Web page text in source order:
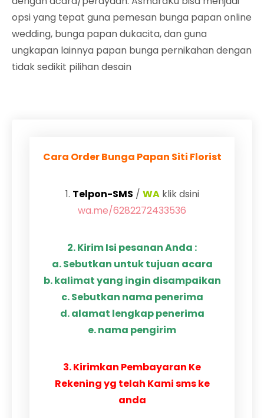
opsi yang tepat guna pemesan bunga papan online
wedding, bunga papan dukacita, dan guna
ungkapan lainnya papan bunga pernikahan dengan
tidak sedikit pilihan desain
Cara Order Bunga Papan Siti Florist
1. Telpon-SMS / WAklik dsini
wa.me/6282272433536
2. Kirim Isi pesanan Anda :
a. Sebutkan untuk tujuan acara
b. kalimat yang ingin disampaikan
c. Sebutkan nama penerima
d. alamat lengkap penerima
e. nama pengirim
3. Kirimkan Pembayaran Ke
Rekening yg telah Kami sms ke
anda